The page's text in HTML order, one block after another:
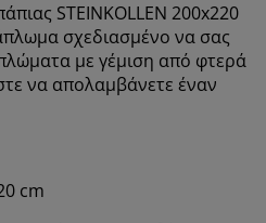
STEINKOLLEN 200x220
σχεδιασμένο να σας
με γέμιση από φτερά
να απολαμβάνετε έναν
cm